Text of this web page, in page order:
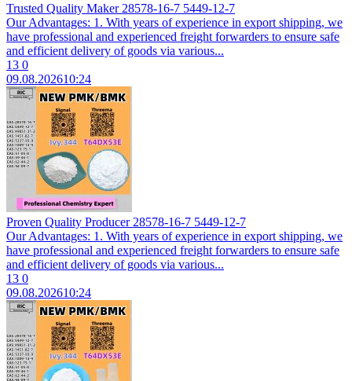
Trusted Quality Maker 28578-16-7 5449-12-7
Our Advantages: 1. With years of experience in export shipping, we
have professional and experienced freight forwarders to ensure safe
and efficient delivery of goods via various...
13 0
09.08.202610:24
Proven Quality Producer 28578-16-7 5449-12-7
Our Advantages: 1. With years of experience in export shipping, we
have professional and experienced freight forwarders to ensure safe
and efficient delivery of goods via various...
13 0
09.08.202610:24